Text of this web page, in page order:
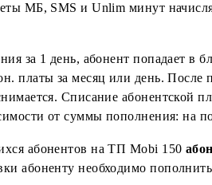
абон. платы происходит в
пакеты МБ, SMS и Unlim
за 1 день, абонент
абон. платы за месяц или
снимается. Списание